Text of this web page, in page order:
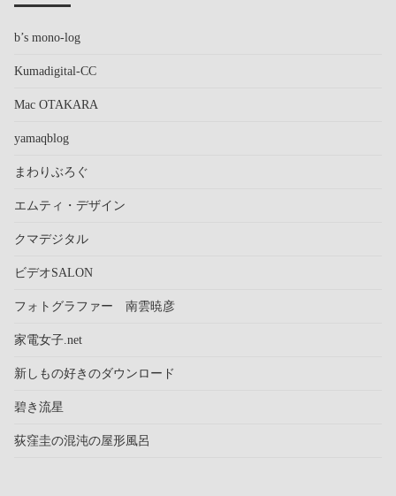
b’s mono-log
Kumadigital-CC
Mac OTAKARA
yamaqblog
まわりぶろぐ
エムティ・デザイン
クマデジタル
ビデオSALON
フォトグラファー 南雲暁彦
家電女子.net
新しもの好きのダウンロード
碧き流星
荻窪圭の混沌の屋形風呂